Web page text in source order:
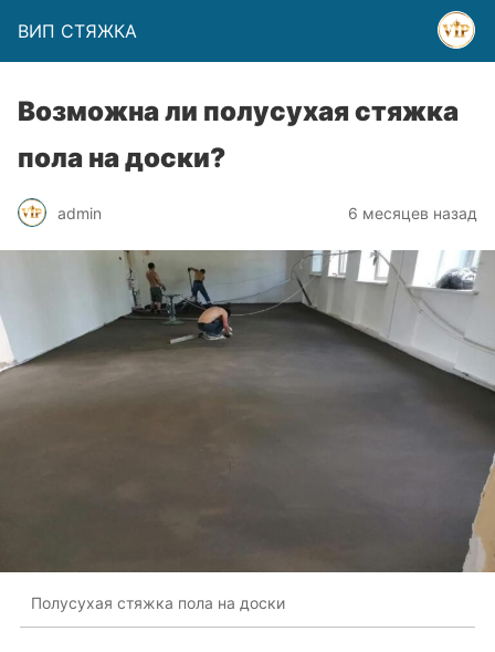
ВИП СТЯЖКА
Возможна ли полусухая стяжка
пола на доски?
admin 6 месяцев назад
Полусухая стяжка пола на доски